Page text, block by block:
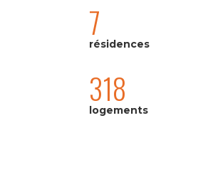
7
résidences
318
logements